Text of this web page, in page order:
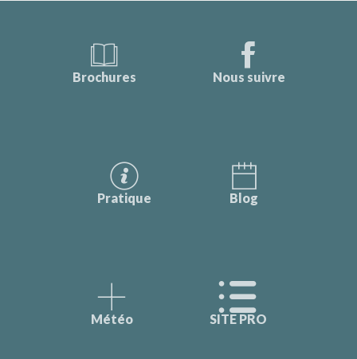
Brochures Nous suivre
Pratique Blog
Météo SITE PRO